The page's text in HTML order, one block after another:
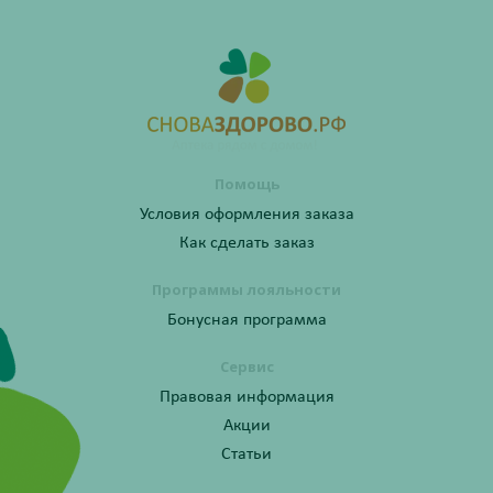
Помощь
Условия оформления заказа
Как сделать заказ
Программы лояльности
Бонусная программа
Сервис
Правовая информация
Акции
Статьи